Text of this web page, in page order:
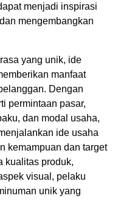
menjadi inspirasi
mengembangkan
yang unik, ide
manfaat
Dengan
permintaan pasar,
dan modal usaha,
ide usaha
kemampuan dan target
kualitas produk,
visual, pelaku
unik yang